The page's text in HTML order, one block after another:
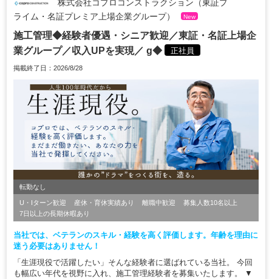
株式会社コプロコンストラクション（東証プ
ライム・名証プレミア上場企業グループ）
New
施工管理◆経験者優遇・シニア歓迎／東証・名証上場企
業グループ／収入UPを実現／ g◆
正社員
掲載終了日：2026/8/28
転勤なし
U・Iターン歓迎 産休・育休実績あり 離職中歓迎
募集人数10名以上
7日以上の長期休暇あり
当社では、ベテランのスキル・経験を高く評価します。年齢を理由に
迷う必要はありません！
「生涯現役で活躍したい」そんな経験者に選ばれている当社。 今回
も幅広い年代を視野に入れ、施工管理経験者を募集いたします。 ▼